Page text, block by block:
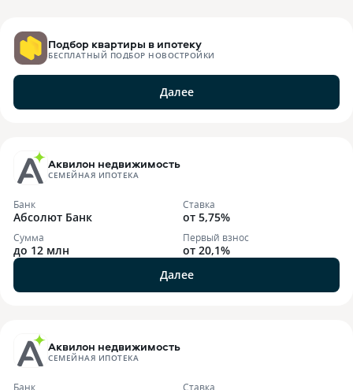
Подбор квартиры в ипотеку
БЕСПЛАТНЫЙ ПОДБОР НОВОСТРОЙКИ
Далее
Аквилон недвижимость
СЕМЕЙНАЯ ИПОТЕКА
Банк
Абсолют Банк
Ставка
от 5,75%
Сумма
до 12 млн
Первый взнос
от 20,1%
Далее
Аквилон недвижимость
СЕМЕЙНАЯ ИПОТЕКА
Банк Ставка